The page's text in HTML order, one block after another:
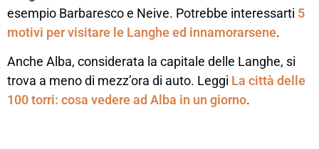
esempio Barbaresco e Neive. Potrebbe interessarti 5
motivi per visitare le Langhe ed innamorarsene.
Anche Alba, considerata la capitale delle Langhe, si
trova a meno di mezz’ora di auto. Leggi La città delle
100 torri: cosa vedere ad Alba in un giorno.